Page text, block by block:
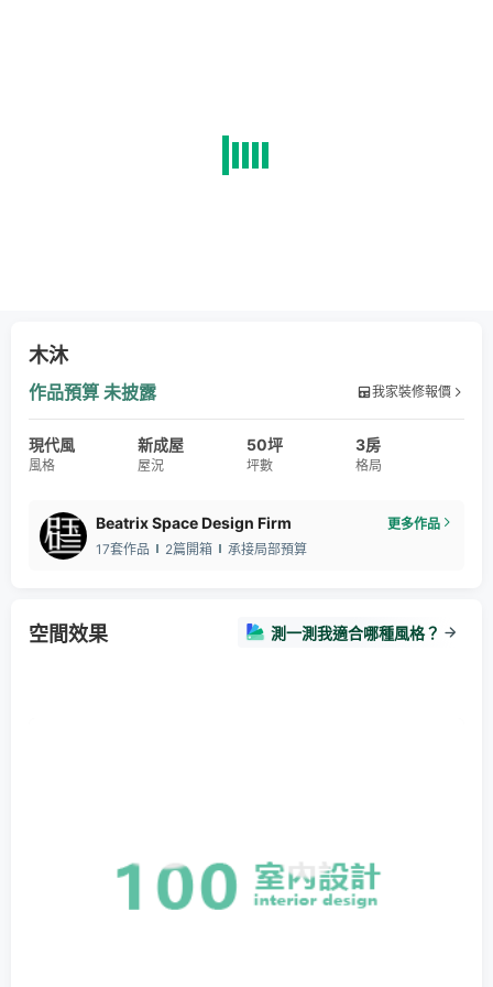
木沐
作品預算 未披露 我家裝修報價
現代風
風格
新成屋
屋況
50坪
坪數
3房
格局
Beatrix Space Design Firm
更多作品
17套作品
2篇開箱 承接局部預算
空間效果 測一測我適合哪種風格？